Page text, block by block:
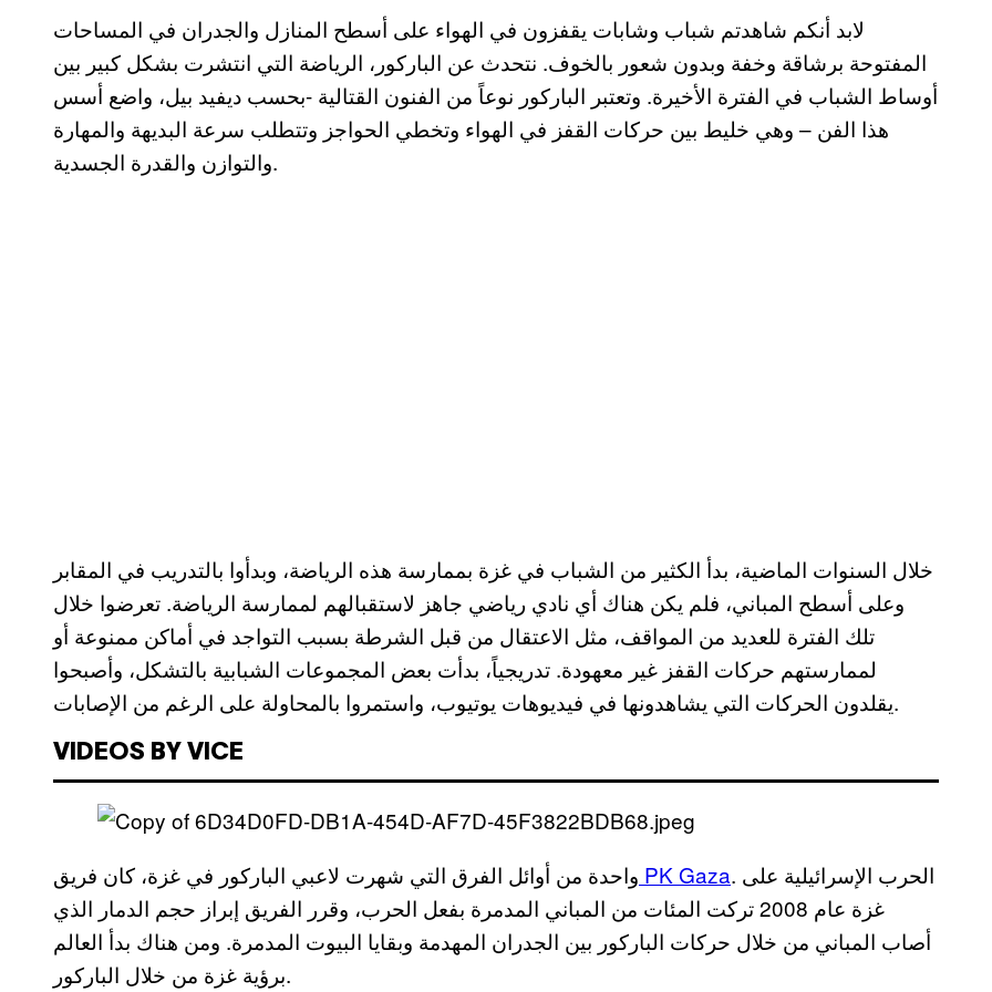
لابد أنكم شاهدتم شباب وشابات يقفزون في الهواء على أسطح المنازل والجدران في المساحات
المفتوحة برشاقة وخفة وبدون شعور بالخوف. نتحدث عن الباركور، الرياضة التي انتشرت بشكل كبير بين
أوساط الشباب في الفترة الأخيرة. وتعتبر الباركور نوعاً من الفنون القتالية -بحسب ديفيد بيل، واضع أسس
هذا الفن – وهي خليط بين حركات القفز في الهواء وتخطي الحواجز وتتطلب سرعة البديهة والمهارة
والتوازن والقدرة الجسدية.
خلال السنوات الماضية، بدأ الكثير من الشباب في غزة بممارسة هذه الرياضة، وبدأوا بالتدريب في المقابر
وعلى أسطح المباني، فلم يكن هناك أي نادي رياضي جاهز لاستقبالهم لممارسة الرياضة. تعرضوا خلال
تلك الفترة للعديد من المواقف، مثل الاعتقال من قبل الشرطة بسبب التواجد في أماكن ممنوعة أو
لممارستهم حركات القفز غير معهودة. تدريجياً، بدأت بعض المجموعات الشبابية بالتشكل، وأصبحوا
يقلدون الحركات التي يشاهدونها في فيديوهات يوتيوب، واستمروا بالمحاولة على الرغم من الإصابات.
VIDEOS BY VICE
واحدة من أوائل الفرق التي شهرت لاعبي الباركور في غزة، كان فريق PK Gaza. الحرب الإسرائيلية على
غزة عام 2008 تركت المئات من المباني المدمرة بفعل الحرب، وقرر الفريق إبراز حجم الدمار الذي
أصاب المباني من خلال حركات الباركور بين الجدران المهدمة وبقايا البيوت المدمرة. ومن هناك بدأ العالم
برؤية غزة من خلال الباركور.